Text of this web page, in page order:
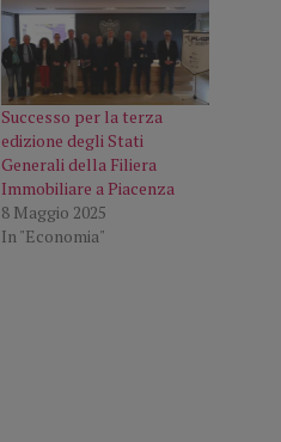
Successo per la terza
edizione degli Stati
Generali della Filiera
Immobiliare a Piacenza
8 Maggio 2025
In "Economia"